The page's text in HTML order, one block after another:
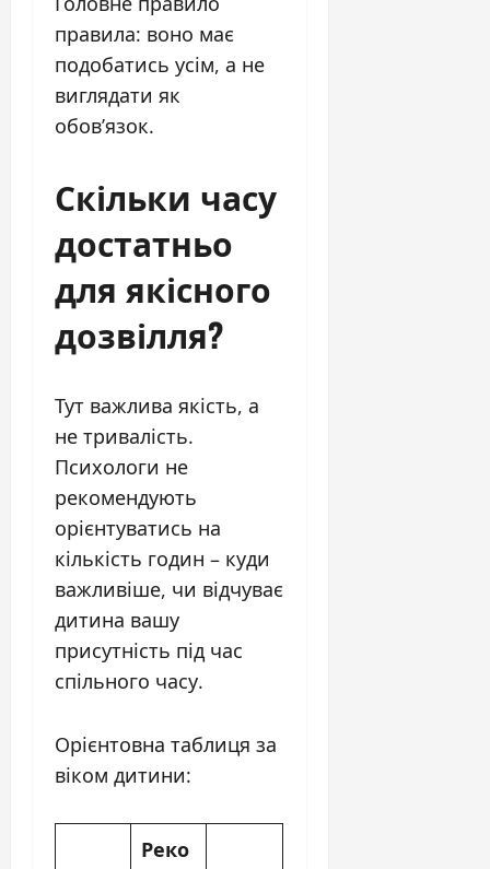
правила: воно має
подобатись усім, а не
виглядати як
обов’язок.
Скільки часу
достатньо
для якісного
дозвілля?
Тут важлива якість, а
не тривалість.
Психологи не
рекомендують
орієнтуватись на
кількість годин – куди
важливіше, чи відчуває
дитина вашу
присутність під час
спільного часу.
Орієнтовна таблиця за
віком дитини:
Реко